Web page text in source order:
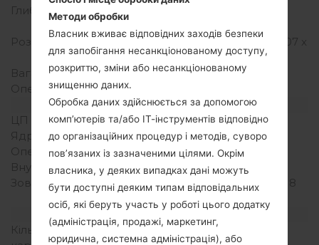
Глибина
Розміри (ширина/висота) 52.6 x 102 міліметрів (2.07 x
4.13 дюйма)
Вага
84 грам (2.96 унції)
Операційна система
Апаратне забезпечення
ЦП (процесор)
-
Ядра процесора
-
Оперативна память
-
Внутрішня память
40MB
Зовнішня память
microSD, TransFlash до 8
Мережа та дані
Кількість місць для сім
1 Міні SIM
Методи обробки
Власник вживає відповідних заходів безпеки
для запобігання несанкціонованому доступу,
розкриттю, зміни або несанкціонованому
знищенню даних.
Обробка даних здійснюється за допомогою
комп’ютерів та/або ІТ-інструментів відповідно
до організаційних процедур і методів, суворо
пов’язаних із зазначеними цілями. Окрім
власника, у деяких випадках дані можуть
бути доступні деяким типам відповідальних
осіб, які беруть участь у роботі цього додатку
(адміністрація, продажі, маркетинг,
юридична, системна адміністрація), або